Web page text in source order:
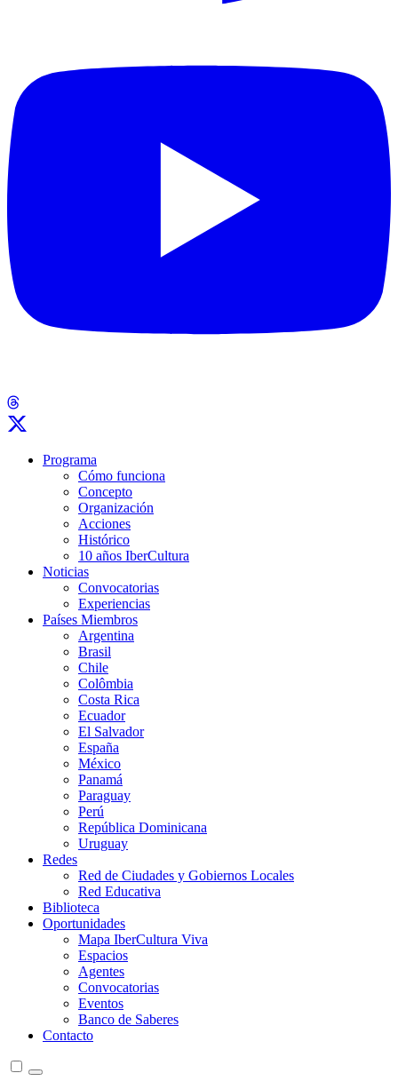
Programa
Cómo funciona
Concepto
Organización
Acciones
Histórico
10 años IberCultura
Noticias
Convocatorias
Experiencias
Países Miembros
Argentina
Brasil
Chile
Colômbia
Costa Rica
Ecuador
El Salvador
España
México
Panamá
Paraguay
Perú
República Dominicana
Uruguay
Redes
Red de Ciudades y Gobiernos Locales
Red Educativa
Biblioteca
Oportunidades
Mapa IberCultura Viva
Espacios
Agentes
Convocatorias
Eventos
Banco de Saberes
Contacto